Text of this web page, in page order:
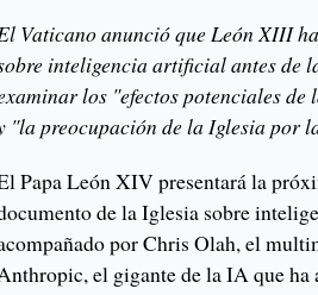
Vaticano anunció que León XIII
inteligencia artificial antes de
los "efectos potenciales
"la preocupación de la Iglesia por
Papa León XIV presentará la
de la Iglesia sobre
por Chris Olah, el
el gigante de la IA que